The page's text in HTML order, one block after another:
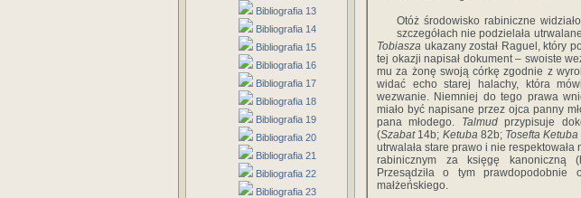
Bibliografia 13
Bibliografia 14
Bibliografia 15
Bibliografia 16
Bibliografia 17
Bibliografia 18
Bibliografia 19
Bibliografia 20
Bibliografia 21
Bibliografia 22
Bibliografia 23
Otóż środowisko rabiniczne
szczegółach nie podzielała
Tobiasza ukazany został Raguel, który
tej okazji napisał dokument – swoiste
mu za żonę swoją córkę zgodnie z
widać echo starej halachy, która
wezwanie. Niemniej do tego prawa
miało być napisane przez ojca panny
pana młodego. Talmudprzypisuje
(Szabat14b; Ketuba82b; Tosefta Ketuba
utrwalała stare prawo i nie
rabinicznym za księgę kanoniczną
Przesądziła o tym
małżeńskiego.